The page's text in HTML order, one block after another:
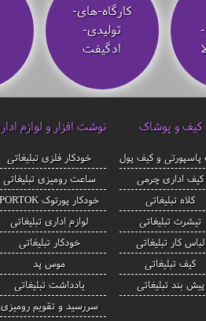
کارگاه-های-
تولیدی-
ادگیفت
کیف و پوشاک
پاسپورتی و کیف پول
کیف اداری چرمی
کلاه تبلیغاتی
تیشرت تبلیغاتی
لباس کار تبلیغاتی
کیف تبلیغاتی
پیش بند تبلیغاتی
نوشت افزار و لوازم
خودکار فلزی تبلیغاتی
ساعت رومیزی تبلیغاتی
خودکار پورتوک PORTOK
لوازم اداری تبلیغاتی
خودکار تبلیغاتی
موس پد
یادداشت تبلیغاتی
سررسید و تقویم رومیزی